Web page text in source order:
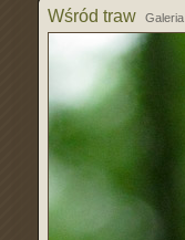
Wśród traw Galeria